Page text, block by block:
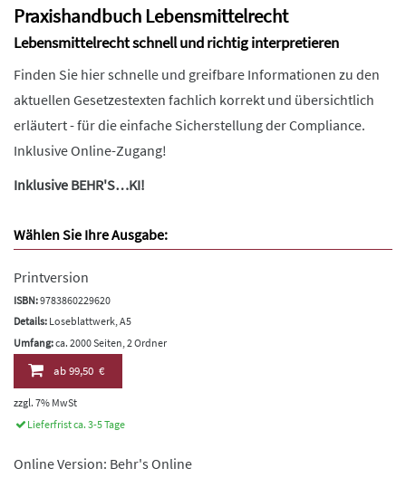
Praxishandbuch Lebensmittelrecht
Lebensmittelrecht schnell und richtig interpretieren
Finden Sie hier schnelle und greifbare Informationen zu den
aktuellen Gesetzestexten fachlich korrekt und übersichtlich
erläutert - für die einfache Sicherstellung der Compliance.
Inklusive Online-Zugang!
Inklusive BEHR'S…KI!
Wählen Sie Ihre Ausgabe:
Printversion
ISBN:9783860229620
Details: Loseblattwerk, A5
Umfang:ca. 2000 Seiten, 2 Ordner
ab99,50 €
zzgl. 7% MwSt
Lieferfrist ca. 3-5 Tage
Online Version: Behr's Online